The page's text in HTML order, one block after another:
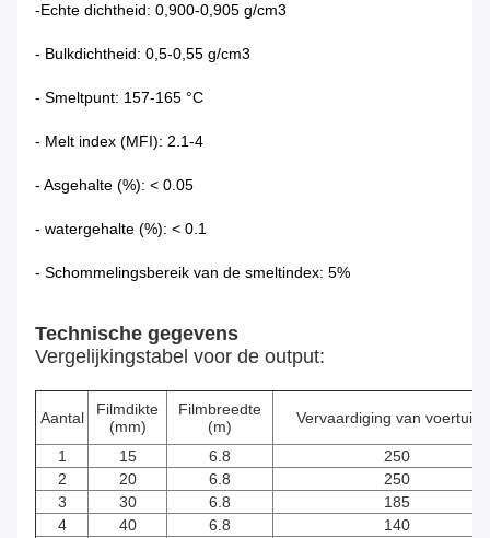
-Echte dichtheid: 0,900-0,905 g/cm3
- Bulkdichtheid: 0,5-0,55 g/cm3
- Smeltpunt: 157-165 °C
- Melt index (MFI): 2.1-4
- Asgehalte (%): < 0.05
- watergehalte (%): < 0.1
- Schommelingsbereik van de smeltindex: 5%
Technische gegevens
Vergelijkingstabel voor de output:
Aantal
Filmdikte
(mm)
Filmbreedte
(m)
Vervaardiging van
1 15 6.8
250
2
20 6.8
250
3
30 6.8
185
4
40 6.8
140